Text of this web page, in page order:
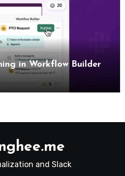
in Workflow Builder
and Slack